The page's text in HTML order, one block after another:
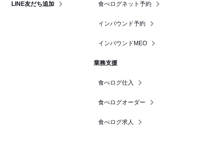
LINE友だち追加 食べログネット予約
インバウンド予約
インバウンドMEO
業務支援
食べログ仕入
食べログオーダー
食べログ求人